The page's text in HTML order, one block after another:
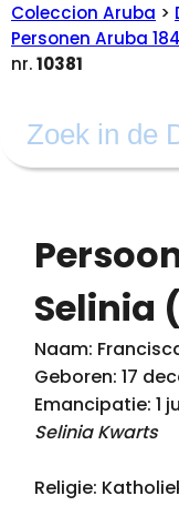
Coleccion Aruba >
Personen Aruba
nr.10381
Selinia
Naam:
Geboren: 17
Emancipatie: 1
Selinia Kwarts
Religie: